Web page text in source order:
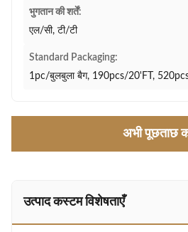
भुगतान की शर्तें:
एल/सी, टी/टी
Standard Packaging:
1pc/बुलबुला बैग, 190pcs/20'FT,
अभी पूछताछ
उत्पाद कस्टम विशेषताएँ